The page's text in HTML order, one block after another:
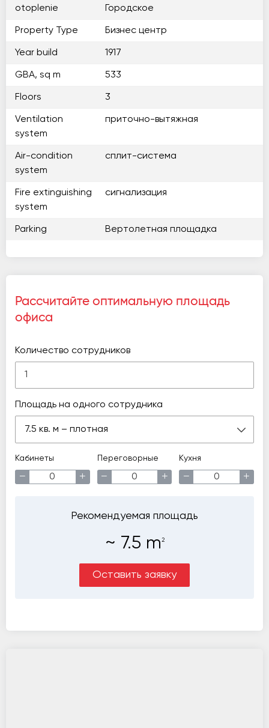
otoplenie Городское
Property Type Бизнес центр
Year build 1917
GBA, sq m 533
Floors 3
Ventilation
system
приточно-вытяжная
Air-condition
system
сплит-система
Fire extinguishing
system
сигнализация
Parking Вертолетная площадка
Рассчитайте оптимальную площадь
офиса
Количество сотрудников
Площадь на одного сотрудника
7.5 кв. м – плотная
Кабинеты
− +
Переговорные
− +
Кухня
− +
Рекомендуемая площадь
~ 7.5 m 2
Оставить заявку